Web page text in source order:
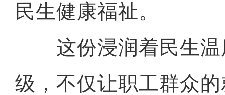
民生健康福祉。
这份浸润着民生温
级，不仅让职工群众